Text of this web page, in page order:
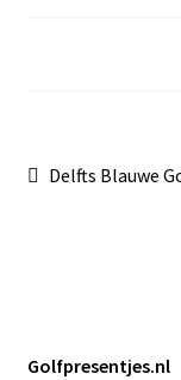
Bericht
Vorig
Delfts Blauwe
Golfpresentjes.nl